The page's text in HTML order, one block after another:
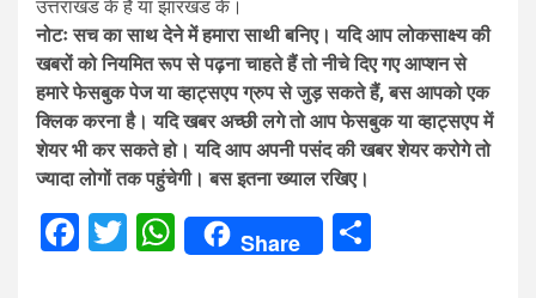
उत्तराखंड के हैं या झारखंड के।
नोटः सच का साथ देने में हमारा साथी बनिए। यदि आप लोकसाक्ष्य की
खबरों को नियमित रूप से पढ़ना चाहते हैं तो नीचे दिए गए आप्शन से
हमारे फेसबुक पेज या व्हाट्सएप ग्रुप से जुड़ सकते हैं, बस आपको एक
क्लिक करना है। यदि खबर अच्छी लगे तो आप फेसबुक या व्हाट्सएप में
शेयर भी कर सकते हो। यदि आप अपनी पसंद की खबर शेयर करोगे तो
ज्यादा लोगों तक पहुंचेगी। बस इतना ख्याल रखिए।
Facebook
Twitter
WhatsApp
Share